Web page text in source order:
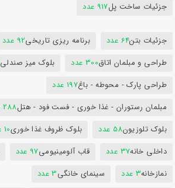
جزئیات ساخت پل917 عدد
جزئیات بتن64 عدد برنامه ریزی تاریخی92 عدد
طراحی و مبلمان اتاق300 عدد بلوک میز صندلی
طراحی پارک - محوطه - باغ197 عدد
مبلمان رستوران - غذا خوری - فست فود - هتل288 عدد
بلوک تلوزیون58 عدد بلوک ظروف غذا خوری10 عدد
داخلی خانه37 عدد قاب آلومینیومی97 عدد
نمازخانه3 عدد سینمای خانگی3 عدد